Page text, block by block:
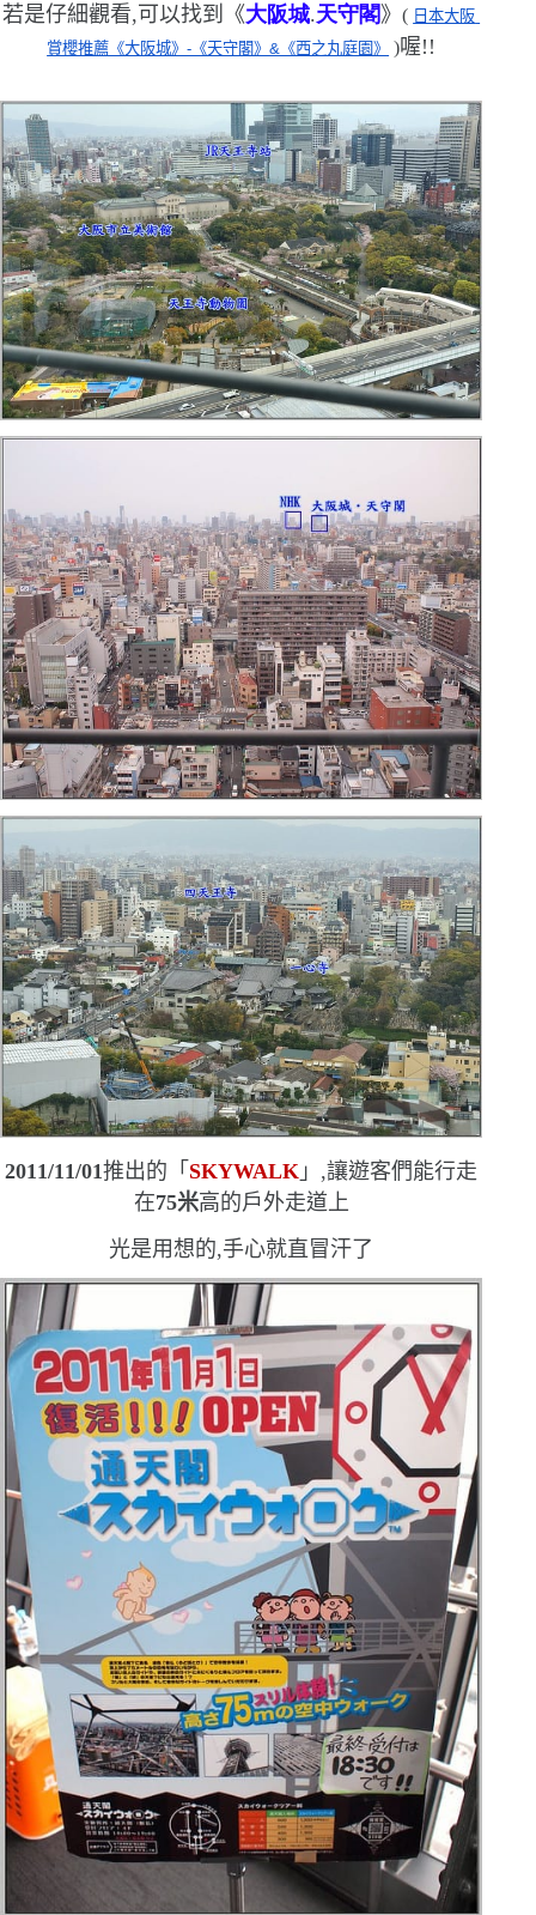
若是仔細觀看,可以找到
《大阪城.天守閣》( 日本大阪
賞櫻推薦《大阪城》-《天守閣》&《西之丸庭園》
)喔!!
2011/11/01推出的「 SKYWALK 」,讓遊客們能行走
在75米高的戶外走道上
光是用想的,手心就直冒汗了